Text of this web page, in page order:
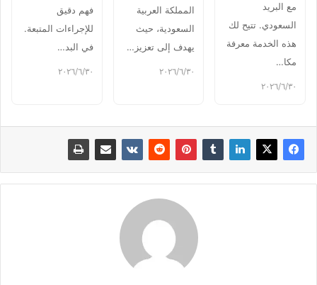
مع البريد
السعودي. تتيح لك
هذه الخدمة معرفة
مكا…
٣٠‏/٦‏/٢٠٢٦
المملكة العربية
السعودية، حيث
يهدف إلى تعزيز…
٣٠‏/٦‏/٢٠٢٦
فهم دقيق
للإجراءات المتبعة.
في البد…
٣٠‏/٦‏/٢٠٢٦